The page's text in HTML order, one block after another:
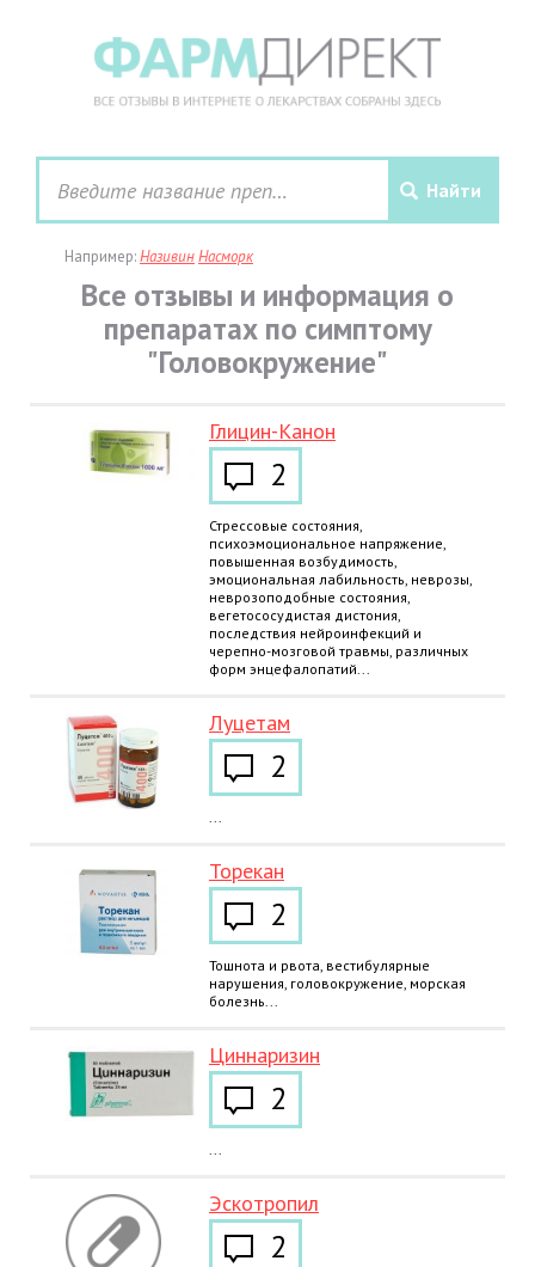
Например:НазивинНасморк
Все отзывы и информация о
препаратах по симптому
"Головокружение"
Глицин-Канон
2
Стрессовые состояния,
психоэмоциональное напряжение,
повышенная возбудимость,
эмоциональная лабильность, неврозы,
неврозоподобные состояния,
вегетососудистая дистония,
последствия нейроинфекций и
черепно-мозговой травмы, различных
форм энцефалопатий...
Луцетам
2
...
Торекан
2
Тошнота и рвота, вестибулярные
нарушения, головокружение, морская
болезнь...
Циннаризин
2
...
Эскотропил
2